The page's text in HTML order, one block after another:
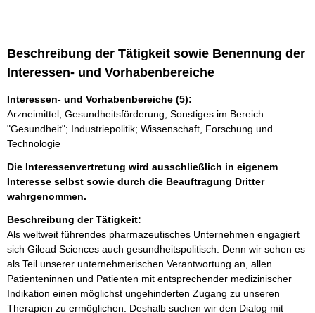
Beschreibung der Tätigkeit sowie Benennung der
Interessen- und Vorhabenbereiche
Interessen- und Vorhabenbereiche (5):
Arzneimittel; Gesundheitsförderung; Sonstiges im Bereich
"Gesundheit"; Industriepolitik; Wissenschaft, Forschung und
Technologie
Die Interessenvertretung wird ausschließlich in eigenem
Interesse selbst sowie durch die Beauftragung Dritter
wahrgenommen.
Beschreibung der Tätigkeit:
Als weltweit führendes pharmazeutisches Unternehmen engagiert
sich Gilead Sciences auch gesundheitspolitisch. Denn wir sehen es
als Teil unserer unternehmerischen Verantwortung an, allen
Patienteninnen und Patienten mit entsprechender medizinischer
Indikation einen möglichst ungehinderten Zugang zu unseren
Therapien zu ermöglichen. Deshalb suchen wir den Dialog mit